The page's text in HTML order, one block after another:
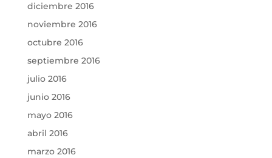
diciembre 2016
noviembre 2016
octubre 2016
septiembre 2016
julio 2016
junio 2016
mayo 2016
abril 2016
marzo 2016